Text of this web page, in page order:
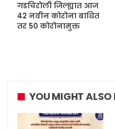
गडचिरोली जिल्ह्यात आज
42 नवीन कोरोना बाधित
तर 50 कोरोनामुक्त
YOU MIGHT ALSO